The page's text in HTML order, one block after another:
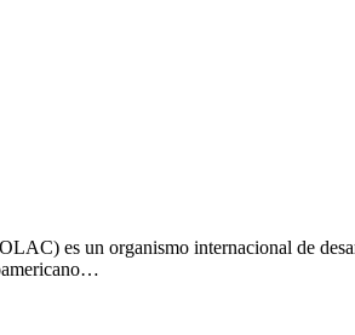
es un organismo internacional de